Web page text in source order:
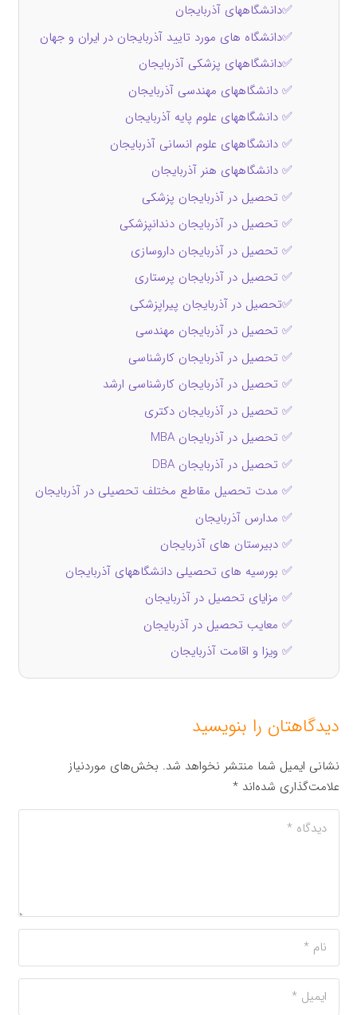
✅دانشگاههای آذربایجان
✅دانشگاه های مورد تایید آذربایجان در ایران و جهان
✅دانشگاههای پزشکی آذربایجان
✅ دانشگاههای مهندسی آذربایجان
✅ دانشگاههای علوم پایه آذربایجان
✅ دانشگاههای علوم انسانی آذربایجان
✅ دانشگاههای هنر آذربایجان
✅ تحصیل در آذربایجان پزشکی
✅ تحصیل در آذربایجان دندانپزشکی
✅ تحصیل در آذربایجان داروسازی
✅ تحصیل در آذربایجان پرستاری
✅تحصیل در آذربایجان پیراپزشکی
✅ تحصیل در آذربایجان مهندسی
✅ تحصیل در آذربایجان کارشناسی
✅ تحصیل در آذربایجان کارشناسی ارشد
✅ تحصیل در آذربایجان دکتری
✅ تحصیل در آذربایجان MBA
✅ تحصیل در آذربایجان DBA
✅ مدت تحصیل مقاطع مختلف تحصیلی در آذربایجان
✅ مدارس آذربایجان
✅ دبیرستان های آذربایجان
✅ بورسیه های تحصیلی دانشگاههای آذربایجان
✅ مزایای تحصیل در آذربایجان
✅ معایب تحصیل در آذربایجان
✅ ویزا و اقامت آذربایجان
دیدگاهتان را بنویسید
نشانی ایمیل شما منتشر نخواهد شد. بخش‌های موردنیاز
علامت‌گذاری شده‌اند*